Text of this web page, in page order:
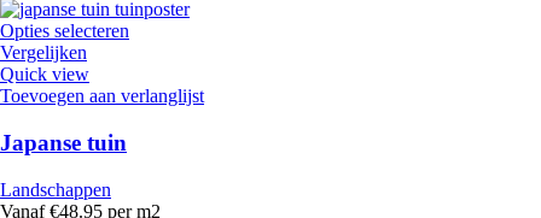
Opties selecteren
Vergelijken
Quick view
Toevoegen aan verlanglijst
Japanse tuin
Landschappen
Vanaf €48.95 per m2